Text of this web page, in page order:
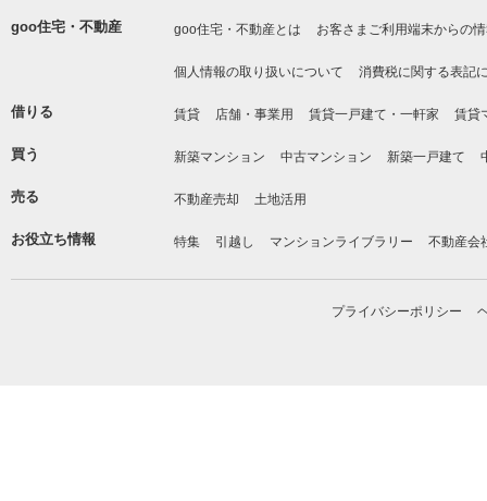
goo住宅・不動産 goo住宅・不動産とは お客さまご利用端末からの
個人情報の取り扱いについて 消費税に関する表記
借りる 賃貸 店舗・事業用 賃貸一戸建て・一軒家 賃貸
買う 新築マンション 中古マンション 新築一戸建て
売る 不動産売却 土地活用
お役立ち情報 特集 引越し マンションライブラリー 不動産会
プライバシーポリシー